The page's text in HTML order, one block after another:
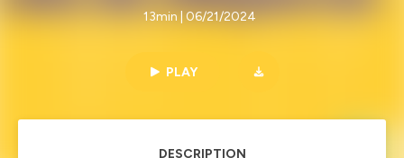
citoyen·ne
13min | 06/21/2024
PLAY
DESCRIPTION